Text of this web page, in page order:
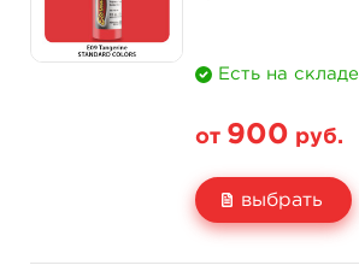
Есть на складе
от 900 руб.
выбрать